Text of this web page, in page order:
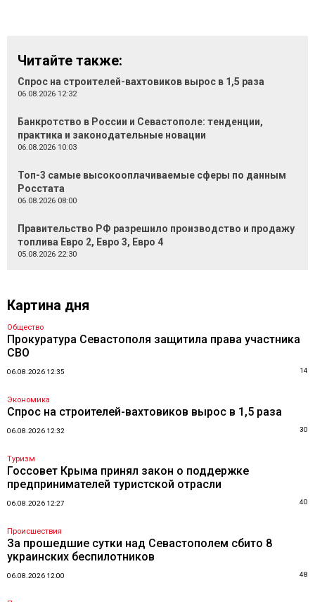
Читайте также:
Спрос на строителей-вахтовиков вырос в 1,5 раза
06.08.2026 12:32
Банкротство в России и Севастополе: тенденции,
практика и законодательные новации
06.08.2026 10:03
Топ-3 самые высокооплачиваемые сферы по данным
Росстата
06.08.2026 08:00
Правительство РФ разрешило производство и продажу
топлива Евро 2, Евро 3, Евро 4
05.08.2026 22:30
Картина дня
Общество
Прокуратура Севастополя защитила права участника
СВО
06.08.2026 12:35 14
Экономика
Спрос на строителей-вахтовиков вырос в 1,5 раза
06.08.2026 12:32 30
Туризм
Госсовет Крыма принял закон о поддержке
предпринимателей туристской отрасли
06.08.2026 12:27 40
Происшествия
За прошедшие сутки над Севастополем сбито 8
украинских беспилотников
06.08.2026 12:00 48